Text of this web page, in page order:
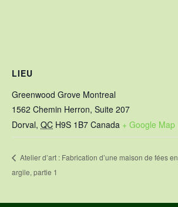
LIEU
Greenwood Grove Montreal
1562 Chemin Herron, Suite 207
Dorval, QC H9S 1B7 Canada + Google Map
Atelier d’art : Fabrication d’une maison de fées en
argile, partie 1